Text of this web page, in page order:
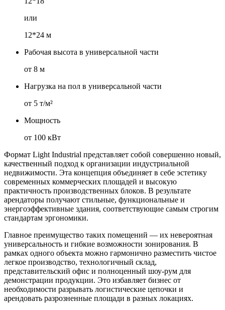
или
12*24 м
Рабочая высота в универсальной части
от 8 м
Нагрузка на пол в универсальной части
от 5 т/м²
Мощность
от 100 кВт
Формат Light Industrial представляет собой совершенно новый,
качественный подход к организации индустриальной
недвижимости. Эта концепция объединяет в себе эстетику
современных коммерческих площадей и высокую
практичность производственных блоков. В результате
арендаторы получают стильные, функциональные и
энергоэффективные здания, соответствующие самым строгим
стандартам эргономики.
Главное преимущество таких помещений — их невероятная
универсальность и гибкие возможности зонирования. В
рамках одного объекта можно гармонично разместить чистое
легкое производство, технологичный склад,
представительский офис и полноценный шоу-рум для
демонстрации продукции. Это избавляет бизнес от
необходимости разрывать логистические цепочки и
арендовать разрозненные площади в разных локациях.